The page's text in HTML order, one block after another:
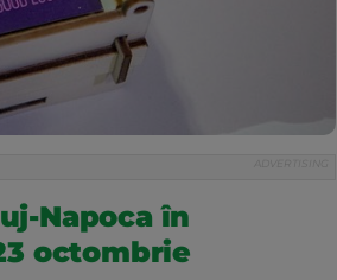
Napoca în
octombrie